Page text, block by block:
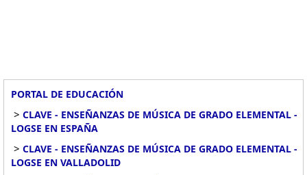
PORTAL DE EDUCACIÓN
> CLAVE - ENSEÑANZAS DE MÚSICA DE GRADO ELEMENTAL -
LOGSE EN ESPAÑA
> CLAVE - ENSEÑANZAS DE MÚSICA DE GRADO ELEMENTAL -
LOGSE EN VALLADOLID